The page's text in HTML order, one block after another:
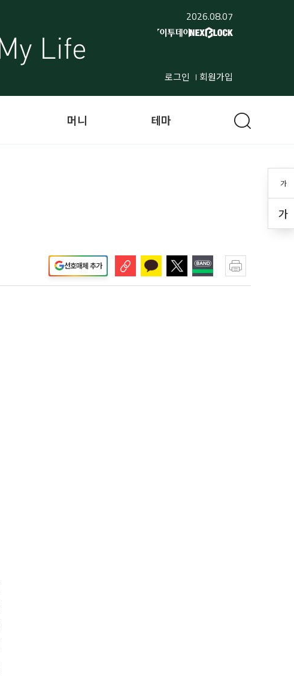
2026.08.07
로그인 회원가입
가
가
머니 테마
선호매체 추가